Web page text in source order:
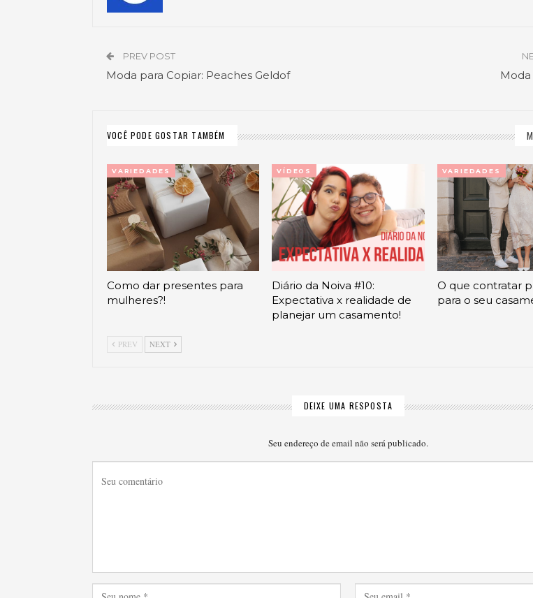
PREV POST
Moda para Copiar: Peaches Geldof
VOCÊ PODE GOSTAR TAMBÉM
VARIEDADES
Como dar presentes para
mulheres?!
VÍDEOS
Diário da Noiva #10:
Expectativa x realidade de
planejar um casamento!
VARIEDADES
O que contratar
para o seu
PREV NEXT
DEIXE UMA RESPOSTA
Seu endereço de email não será publicado.